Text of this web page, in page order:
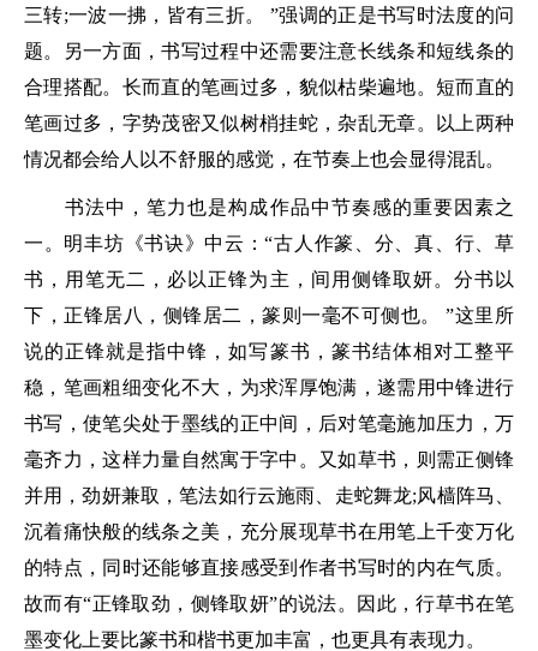
三转;一波一拂，皆有三折。 ”强调的正是书写时法度的问
题。另一方面，书写过程中还需要注意长线条和短线条的
合理搭配。长而直的笔画过多，貌似枯柴遍地。短而直的
笔画过多，字势茂密又似树梢挂蛇，杂乱无章。以上两种
情况都会给人以不舒服的感觉，在节奏上也会显得混乱。
书法中，笔力也是构成作品中节奏感的重要因素之
一。明丰坊《书诀》中云：“古人作篆、分、真、行、草
书，用笔无二，必以正锋为主，间用侧锋取妍。分书以
下，正锋居八，侧锋居二，篆则一毫不可侧也。 ”这里所
说的正锋就是指中锋，如写篆书，篆书结体相对工整平
稳，笔画粗细变化不大，为求浑厚饱满，遂需用中锋进行
书写，使笔尖处于墨线的正中间，后对笔毫施加压力，万
毫齐力，这样力量自然寓于字中。又如草书，则需正侧锋
并用，劲妍兼取，笔法如行云施雨、走蛇舞龙;风樯阵马、
沉着痛快般的线条之美，充分展现草书在用笔上千变万化
的特点，同时还能够直接感受到作者书写时的内在气质。
故而有“正锋取劲，侧锋取妍”的说法。因此，行草书在笔
墨变化上要比篆书和楷书更加丰富，也更具有表现力。